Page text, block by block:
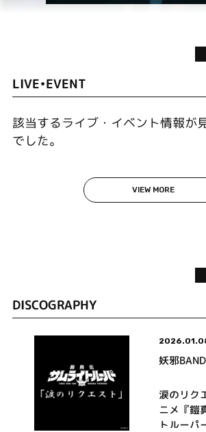
LIVE•EVENT
該当するライブ・イベント情報が
でした。
VIEW MORE
DISCOGRAPHY
妖邪
涙のリク
ニメ『鎧
トルーパ